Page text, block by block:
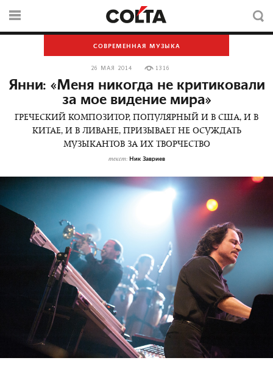
СОВРЕМЕННАЯ МУЗЫКА
26 МАЯ 2014 1316
Янни: «Меня никогда не критиковали
за мое видение мира»
ГРЕЧЕСКИЙ КОМПОЗИТОР, ПОПУЛЯРНЫЙ И В США, И В
КИТАЕ, И В ЛИВАНЕ, ПРИЗЫВАЕТ НЕ ОСУЖДАТЬ
МУЗЫКАНТОВ ЗА ИХ ТВОРЧЕСТВО
текст: Ник Завриев